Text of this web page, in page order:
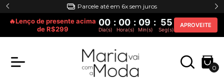
Special gift acima de R$200
🔥Lenço de presente acima
de R$299
00 : 00 : 09 : 55
Dia(s) Hora(s) Min(s) Seg(s)
APROVEITE
0